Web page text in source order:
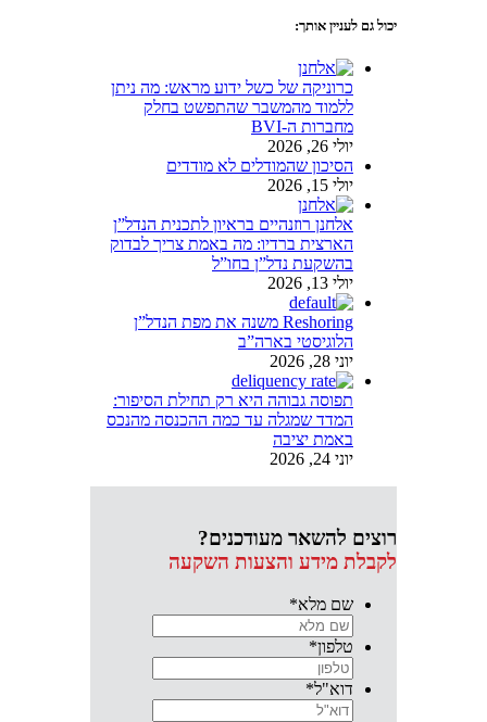
יכול גם לעניין אותך:
כרוניקה של כשל ידוע מראש: מה ניתן
ללמוד מהמשבר שהתפשט בחלק
מחברות ה-BVI
יולי 26, 2026
הסיכון שהמודלים לא מודדים
יולי 15, 2026
אלחנן רוזנהיים בראיון לתכנית הנדל”ן
הארצית ברדיו: מה באמת צריך לבדוק
בהשקעת נדל”ן בחו”ל
יולי 13, 2026
Reshoring משנה את מפת הנדל”ן
הלוגיסטי בארה”ב
יוני 28, 2026
תפוסה גבוהה היא רק תחילת הסיפור:
המדד שמגלה עד כמה ההכנסה מהנכס
באמת יציבה
יוני 24, 2026
רוצים להשאר מעודכנים?
לקבלת מידע והצעות השקעה
שם מלא*
טלפון*
דוא"ל*